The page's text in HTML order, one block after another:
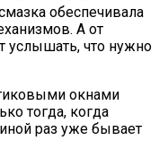
обеспечивала
А от
услышать, что нужно
окнами
тогда, когда
раз уже бывает